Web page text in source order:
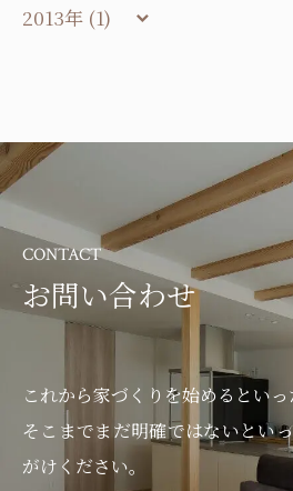
2013年 (1)
CONTACT
お問い合わせ
これから家づくりを始めるといっ
そこまでまだ明確ではないとい
がけください。